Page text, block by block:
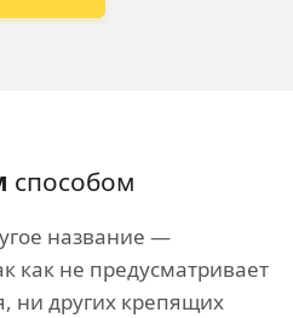
способом
название —
как не предусматривает
ни других крепящих